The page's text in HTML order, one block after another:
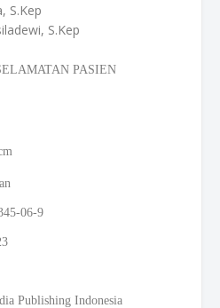
S.Kep
S.Kep
PASIEN
06-9
Indonesia